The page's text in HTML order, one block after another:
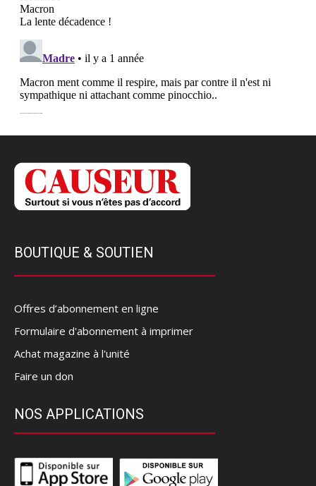
BOUTIQUE & SOUTIEN
Offres d’abonnement en ligne
Formulaire d'abonnement à imprimer
Achat magazine à l'unité
Faire un don
NOS APPLICATIONS